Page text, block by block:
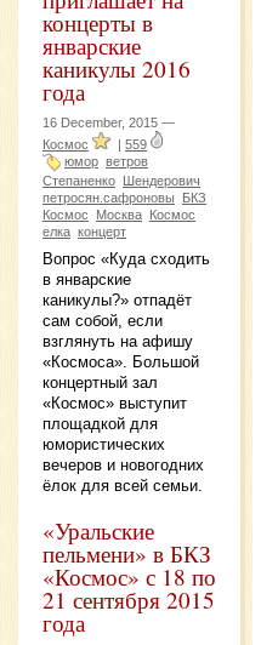
концерты в
январские
каникулы 2016
года
16 December, 2015 —
Космос
559
юмор ветров
Степаненко
Шендерович
петросян.сафроновы
БКЗ
Космос
Москва
Космос
елка концерт
Вопрос «Куда сходить
в январские
каникулы?» отпадёт
сам собой, если
взглянуть на афишу
«Космоса». Большой
концертный зал
«Космос» выступит
площадкой для
юмористических
вечеров и новогодних
ёлок для всей семьи.
«Уральские
пельмени» в БКЗ
«Космос» с 18 по
21 сентября 2015
года